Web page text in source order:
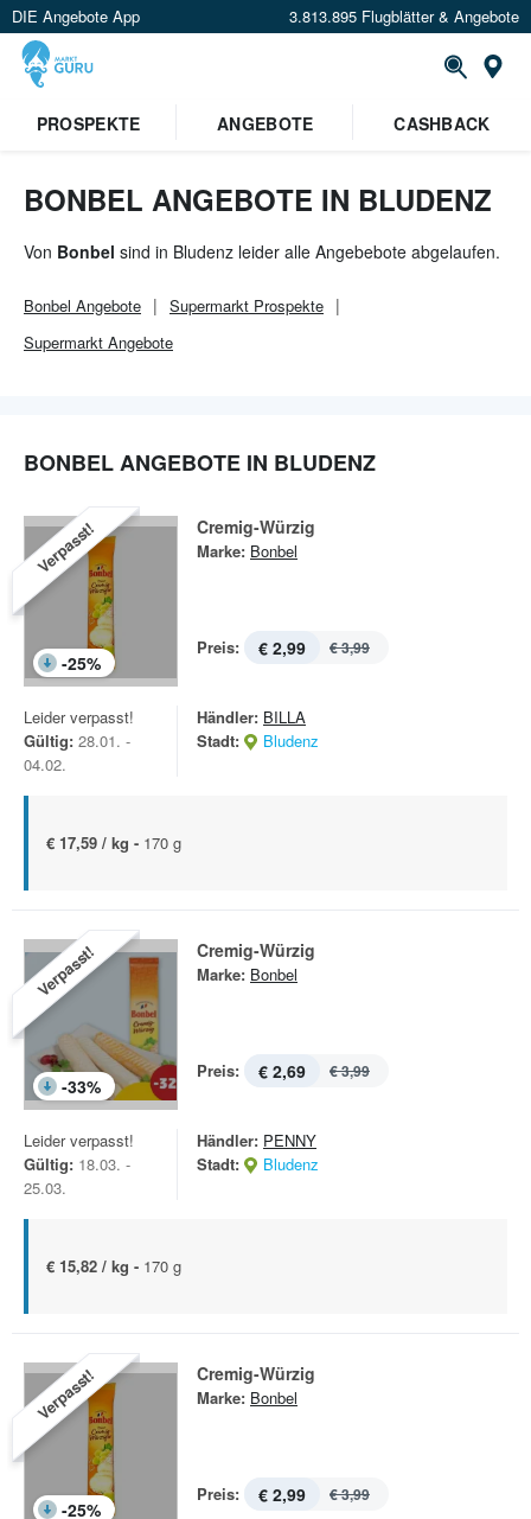
DIE Angebote App 3.813.895 Flugblätter & Angebote
PROSPEKTE
ANGEBOTE CASHBACK
BONBEL ANGEBOTE IN BLUDENZ
Von Bonbel sind in Bludenz leider alle Angebebote abgelaufen.
Bonbel Angebote Supermarkt Prospekte
Supermarkt Angebote
BONBEL ANGEBOTE IN BLUDENZ
Verpasst!
-25%
Cremig-Würzig
Marke: Bonbel
Preis: € 2,99 € 3,99
Leider verpasst!
Gültig: 28.01. -
04.02.
Händler: BILLA
Stadt:
Bludenz
€ 17,59 / kg - 170 g
Verpasst!
-33%
Cremig-Würzig
Marke: Bonbel
Preis: € 2,69 € 3,99
Leider verpasst!
Gültig: 18.03. -
25.03.
Händler: PENNY
Stadt:
Bludenz
€ 15,82 / kg - 170 g
Verpasst!
-25%
Cremig-Würzig
Marke: Bonbel
Preis: € 2,99 € 3,99